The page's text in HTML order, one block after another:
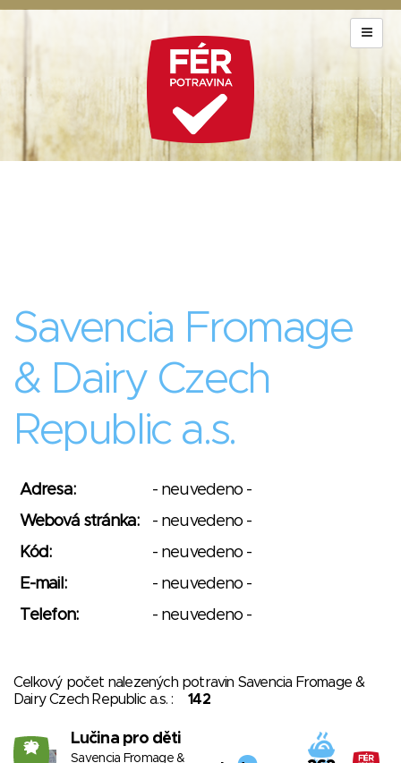
Savencia Fromage
& Dairy Czech
Republic a.s.
Adresa:
- neuvedeno -
Webová stránka:
- neuvedeno -
Kód:
- neuvedeno -
E-mail:
- neuvedeno -
Telefon:
- neuvedeno -
Celkový počet nalezených potravin Savencia Fromage &
Dairy Czech Republic a.s. :142
29 Lučina pro děti
Savencia Fromage &